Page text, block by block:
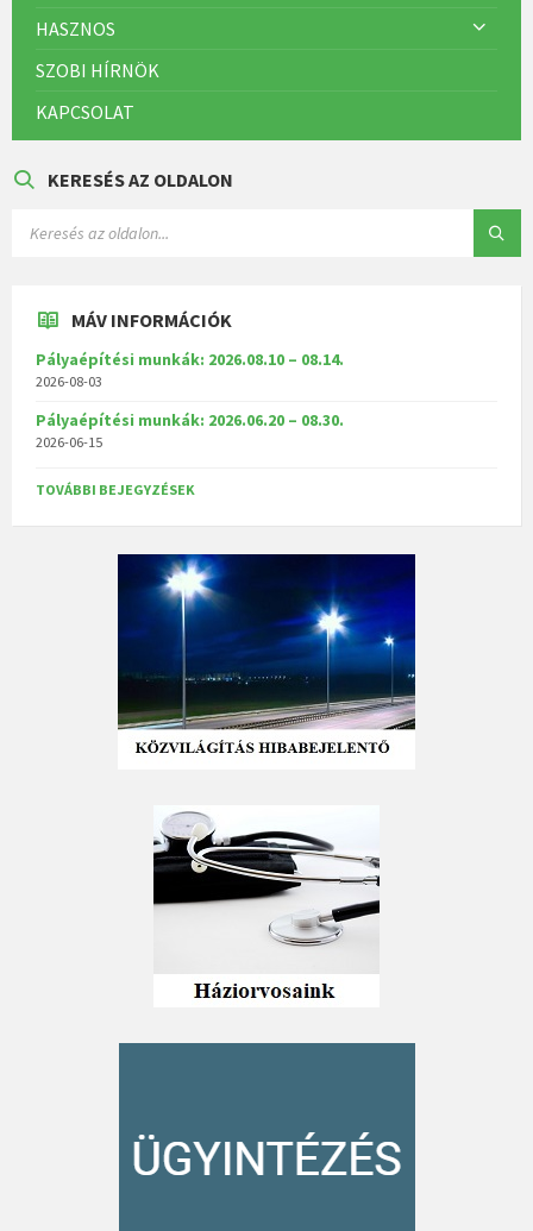
HASZNOS
SZOBI HÍRNÖK
KAPCSOLAT
KERESÉS AZ OLDALON
MÁV INFORMÁCIÓK
Pályaépítési munkák: 2026.08.10 – 08.14.
2026-08-03
Pályaépítési munkák: 2026.06.20 – 08.30.
2026-06-15
TOVÁBBI BEJEGYZÉSEK